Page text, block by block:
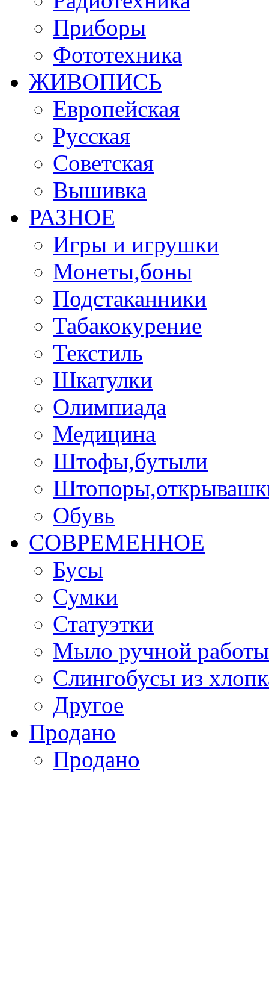
Приборы
Фототехника
ЖИВОПИСЬ
Европейская
Русская
Советская
Вышивка
РАЗНОЕ
Игры и игрушки
Монеты,боны
Подстаканники
Табакокурение
Текстиль
Шкатулки
Олимпиада
Медицина
Штофы,бутыли
Обувь
СОВРЕМЕННОЕ
Бусы
Сумки
Статуэтки
Мыло ручной работы
Слингобусы из
Другое
Продано
Продано